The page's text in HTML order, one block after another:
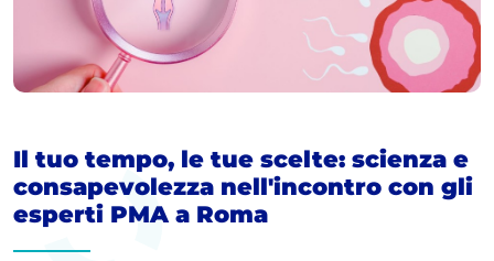
Il tuo tempo, le tue scelte: scienza e
consapevolezza nell'incontro con gli
esperti PMA a Roma